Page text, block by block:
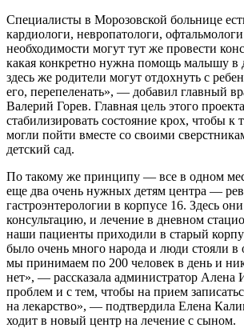
Специалисты в Морозовской больнице
кардиологи, невропатологи,
необходимости могут тут же провести
какая конкретно нужна помощь малышу
здесь же родители могут отдохнуть с
его, перепеленать», — добавил главный
Валерий Горев. Главная цель этого
стабилизировать состояние крох, чтобы к
могли пойти вместе со своими
детский сад.
По такому же принципу — все в одном
еще два очень нужных детям центра —
гастроэнтерологии в корпусе 16. Здесь
консультацию, и лечение в дневном
наши пациенты приходили в старый
было очень много народа и люди стояли в
мы принимаем по 200 человек в день и
нет», — рассказала администратор Алена
проблем и с тем, чтобы на прием
на лекарство», — подтвердила Елена
ходит в новый центр на лечение с сыном.